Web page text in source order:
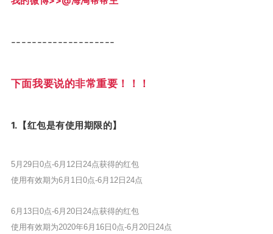
--------------------
下面我要说的非常重要！！！
1.【红包是有使用期限的】
5月29日0点-6月12日24点获得的红包
使用有效期为6月1日0点-6月12日24点
6月13日0点-6月20日24点获得的红包
使用有效期为2020年6月16日0点-6月20日24点